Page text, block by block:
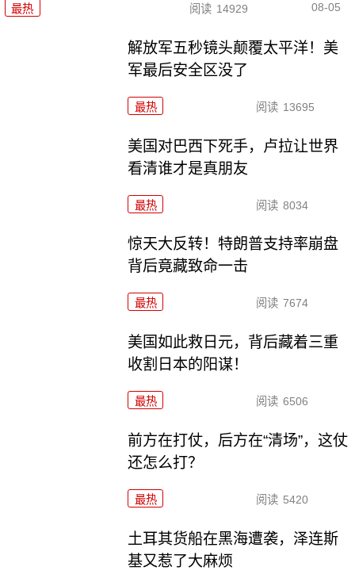
最热 阅读 14929 08-05
解放军五秒镜头颠覆太平洋！美
军最后安全区没了
最热 阅读 13695
美国对巴西下死手，卢拉让世界
看清谁才是真朋友
最热 阅读 8034
惊天大反转！特朗普支持率崩盘
背后竟藏致命一击
最热 阅读 7674
美国如此救日元，背后藏着三重
收割日本的阳谋！
最热 阅读 6506
前方在打仗，后方在“清场”，这仗
还怎么打？
最热 阅读 5420
土耳其货船在黑海遭袭，泽连斯
基又惹了大麻烦